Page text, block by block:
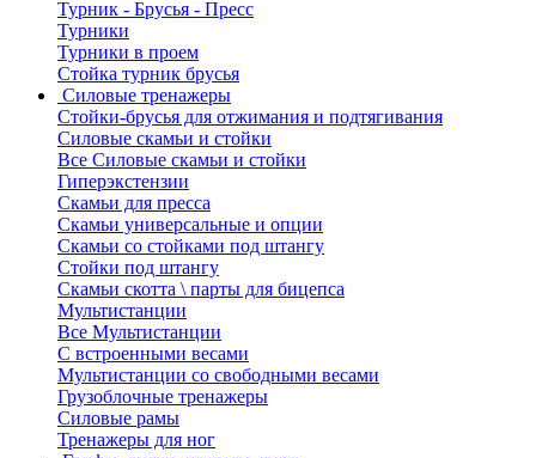
Турник - Брусья - Пресс
Турники
Турники в проем
Стойка турник брусья
Силовые тренажеры
Стойки-брусья для отжимания и подтягивания
Силовые скамьи и стойки
Все Силовые скамьи и стойки
Гиперэкстензии
Скамьи для пресса
Скамьи универсальные и опции
Скамьи со стойками под штангу
Стойки под штангу
Скамьи скотта \ парты для бицепса
Мультистанции
Все Мультистанции
С встроенными весами
Мультистанции со свободными весами
Грузоблочные тренажеры
Силовые рамы
Тренажеры для ног